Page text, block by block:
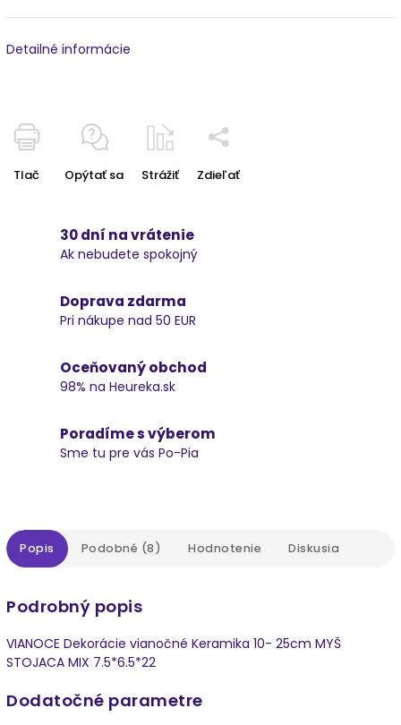
Detailné informácie
Tlač Opýtať sa Strážiť Zdieľať
30 dní na vrátenie
Ak nebudete spokojný
Doprava zdarma
Pri nákupe nad 50 EUR
Oceňovaný obchod
98% na Heureka.sk
Poradíme s výberom
Sme tu pre vás Po-Pia
Popis Podobné (8) Hodnotenie Diskusia
Podrobný popis
VIANOCE Dekorácie vianočné Keramika 10- 25cm MYŠ
STOJACA MIX 7.5*6.5*22
Dodatočné parametre